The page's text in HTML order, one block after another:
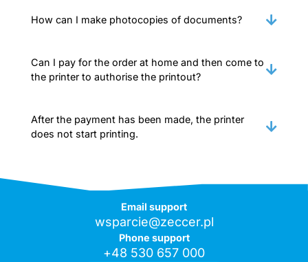
How can I make photocopies of documents?
Can I pay for the order at home and then come to
the printer to authorise the printout?
After the payment has been made, the printer
does not start printing.
Email support
wsparcie@zeccer.pl
Phone support
+48 530 657 000